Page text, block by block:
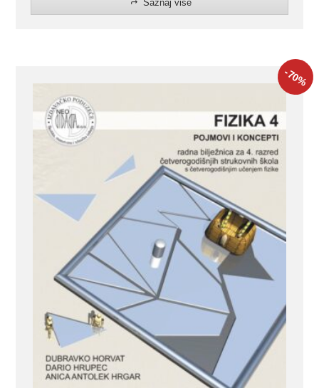
Saznaj više
-70%